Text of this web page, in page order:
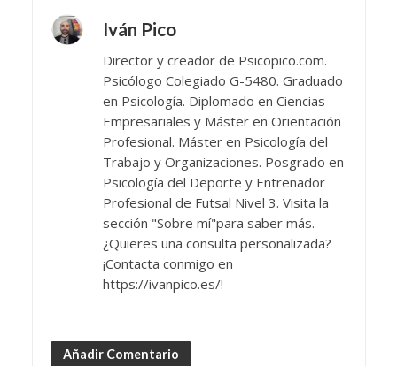
Iván Pico
Director y creador de Psicopico.com.
Psicólogo Colegiado G-5480. Graduado
en Psicología. Diplomado en Ciencias
Empresariales y Máster en Orientación
Profesional. Máster en Psicología del
Trabajo y Organizaciones. Posgrado en
Psicología del Deporte y Entrenador
Profesional de Futsal Nivel 3. Visita la
sección "Sobre mí"para saber más.
¿Quieres una consulta personalizada?
¡Contacta conmigo en
https://ivanpico.es/!
Añadir Comentario